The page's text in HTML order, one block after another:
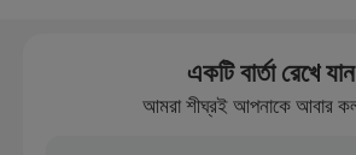
একটি বার্তা রেখে যান
আমরা শীঘ্রই আপনাকে আবার